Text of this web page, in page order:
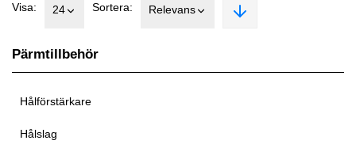
Pärmtillbehör
Hålförstärkare
Hålslag
Visa: 24 Sortera: Relevans